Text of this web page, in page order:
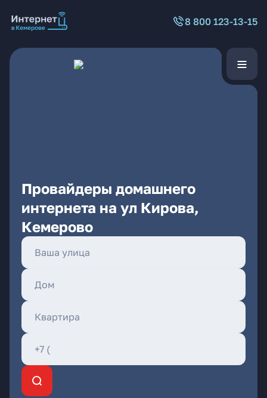
8 800 123-13-15
Провайдеры домашнего
интернета на ул Кирова,
Кемерово